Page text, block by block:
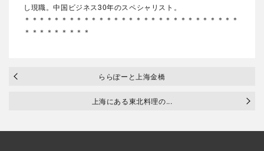
し現職。中国ビジネス30年のスペシャリスト。
＊＊＊＊＊＊＊＊＊＊＊＊＊＊＊＊＊＊＊＊＊＊＊＊＊＊＊＊＊
＊＊＊＊＊＊＊＊＊
ららぽーと上海金橋
上海にある東北料理の...